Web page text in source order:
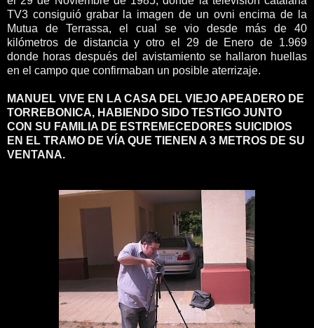
TV3 consiguió grabar la imagen de un ovni encima de la
Mutua de Terrassa, el cual se vio desde más de 40
kilómetros de distancia y otro el 29 de Enero de 1.969
donde horas después del avistamiento se hallaron huellas
en el campo que confirmaban un posible aterrizaje.
MANUEL VIVE EN LA CASA DEL VIEJO APEADERO DE
TORREBONICA, HABIENDO SIDO TESTIGO JUNTO
CON SU FAMILIA DE ESTREMECEDORES SUICIDIOS
EN EL TRAMO DE VÍA QUE TIENEN A 3 METROS DE SU
VENTANA.